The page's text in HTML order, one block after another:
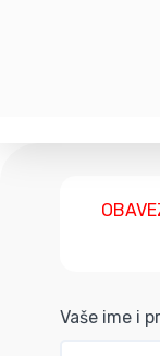
Vaše ime i